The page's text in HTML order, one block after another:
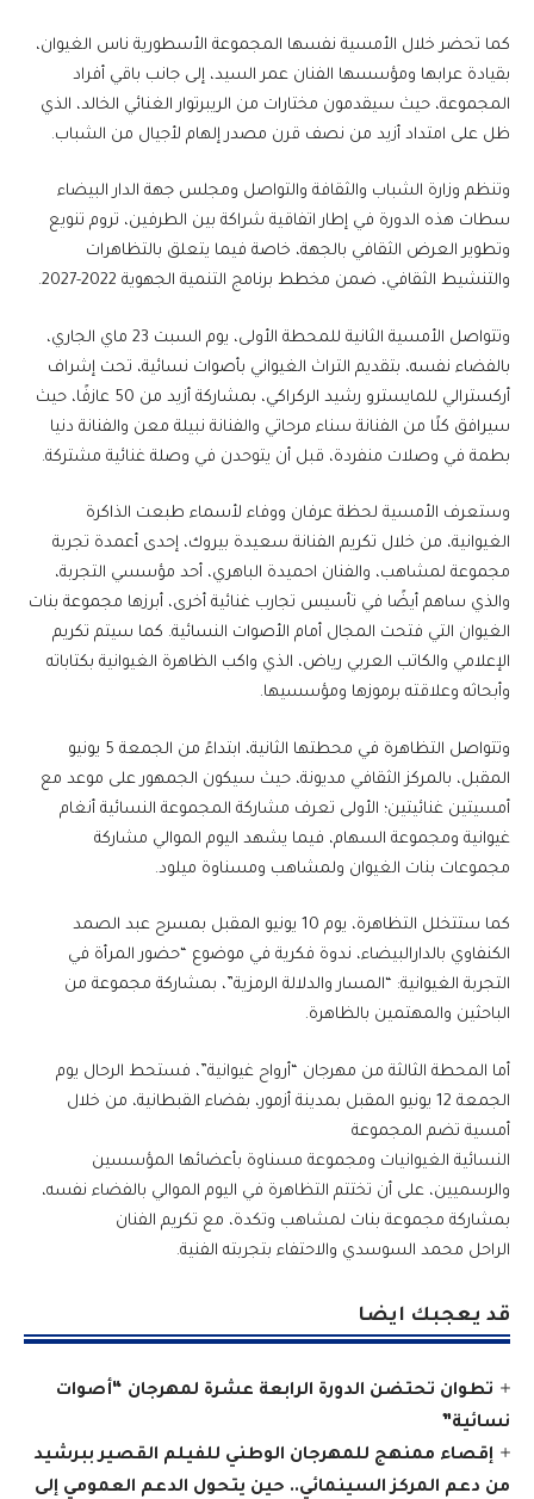
كما تحضر خلال الأمسية نفسها المجموعة الأسطورية ناس الغيوان،
بقيادة عرابها ومؤسسها الفنان عمر السيد، إلى جانب باقي أفراد
المجموعة، حيث سيقدمون مختارات من الريبرتوار الغنائي الخالد، الذي
ظل على امتداد أزيد من نصف قرن مصدر إلهام لأجيال من الشباب.
وتنظم وزارة الشباب والثقافة والتواصل ومجلس جهة الدار البيضاء
سطات هذه الدورة في إطار اتفاقية شراكة بين الطرفين، تروم تنويع
وتطوير العرض الثقافي بالجهة، خاصة فيما يتعلق بالتظاهرات
والتنشيط الثقافي، ضمن مخطط برنامج التنمية الجهوية 2022-2027.
وتتواصل الأمسية الثانية للمحطة الأولى، يوم السبت 23 ماي الجاري،
بالفضاء نفسه، بتقديم التراث الغيواني بأصوات نسائية، تحت إشراف
أركسترالي للمايسترو رشيد الركراكي، بمشاركة أزيد من 50 عازفًا، حيث
سيرافق كلًا من الفنانة سناء مرحاتي والفنانة نبيلة معن والفنانة دنيا
بطمة في وصلات منفردة، قبل أن يتوحدن في وصلة غنائية مشتركة.
وستعرف الأمسية لحظة عرفان ووفاء لأسماء طبعت الذاكرة
الغيوانية، من خلال تكريم الفنانة سعيدة بيروك، إحدى أعمدة تجربة
مجموعة لمشاهب، والفنان احميدة الباهري، أحد مؤسسي التجربة،
والذي ساهم أيضًا في تأسيس تجارب غنائية أخرى، أبرزها مجموعة بنات
الغيوان التي فتحت المجال أمام الأصوات النسائية. كما سيتم تكريم
الإعلامي والكاتب العربي رياض، الذي واكب الظاهرة الغيوانية بكتاباته
وأبحاثه وعلاقته برموزها ومؤسسيها.
وتتواصل التظاهرة في محطتها الثانية، ابتداءً من الجمعة 5 يونيو
المقبل، بالمركز الثقافي مديونة، حيث سيكون الجمهور على موعد مع
أمسيتين غنائيتين؛ الأولى تعرف مشاركة المجموعة النسائية أنغام
غيوانية ومجموعة السهام، فيما يشهد اليوم الموالي مشاركة
مجموعات بنات الغيوان ولمشاهب ومسناوة ميلود.
كما ستتخلل التظاهرة، يوم 10 يونيو المقبل بمسرح عبد الصمد
الكنفاوي بالدارالبيضاء، ندوة فكرية في موضوع “حضور المرأة في
التجربة الغيوانية: “المسار والدلالة الرمزية”، بمشاركة مجموعة من
الباحثين والمهتمين بالظاهرة.
أما المحطة الثالثة من مهرجان “أرواح غيوانية”، فستحط الرحال يوم
الجمعة 12 يونيو المقبل بمدينة أزمور، بفضاء القبطانية، من خلال
أمسية تضم المجموعة
النسائية الغيوانيات ومجموعة مسناوة بأعضائها المؤسسين
والرسميين، على أن تختتم التظاهرة في اليوم الموالي بالفضاء نفسه،
بمشاركة مجموعة بنات لمشاهب وتكدة، مع تكريم الفنان
الراحل محمد السوسدي والاحتفاء بتجربته الفنية.
قد يعجبك ايضا
تطوان تحتضن الدورة الرابعة عشرة لمهرجان “أصوات
نسائية”
إقصاء ممنهج للمهرجان الوطني للفيلم القصير ببرشيد
من دعم المركز السينمائي.. حين يتحول الدعم العمومي إلى